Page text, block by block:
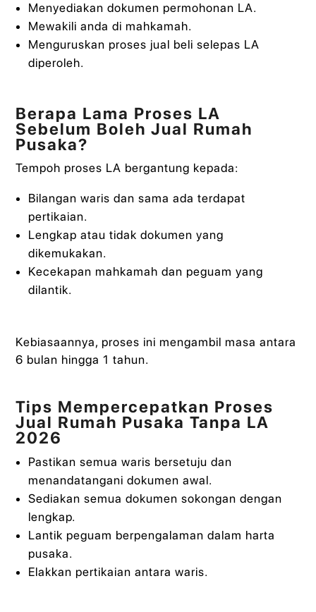
Menyediakan dokumen permohonan LA.
Mewakili anda di mahkamah.
Menguruskan proses jual beli selepas LA
diperoleh.
Berapa Lama Proses LA
Sebelum Boleh Jual Rumah
Pusaka?
Tempoh proses LA bergantung kepada:
Bilangan waris dan sama ada terdapat
pertikaian.
Lengkap atau tidak dokumen yang
dikemukakan.
Kecekapan mahkamah dan peguam yang
dilantik.
Kebiasaannya, proses ini mengambil masa antara
6 bulan hingga 1 tahun.
Tips Mempercepatkan Proses
Jual Rumah Pusaka Tanpa LA
2026
Pastikan semua waris bersetuju dan
menandatangani dokumen awal.
Sediakan semua dokumen sokongan dengan
lengkap.
Lantik peguam berpengalaman dalam harta
pusaka.
Elakkan pertikaian antara waris.